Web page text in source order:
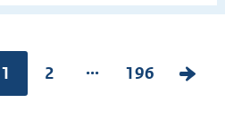
Pagina:
1
P
2 ...
P
196
V